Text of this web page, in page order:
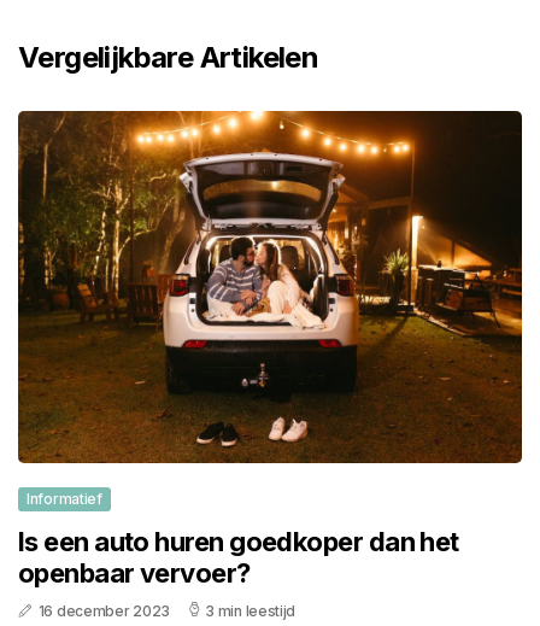
Vergelijkbare Artikelen
Informatief
Is een auto huren goedkoper dan het
openbaar vervoer?
16 december 2023 3 min leestijd